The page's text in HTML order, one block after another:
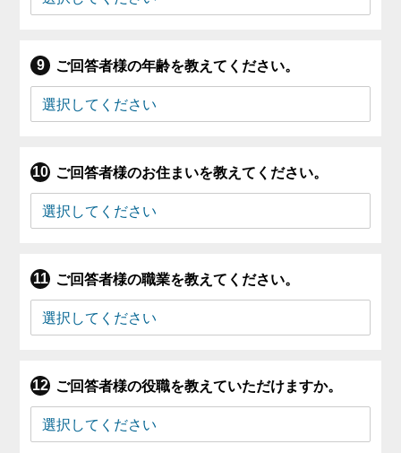
ご回答者様の年齢を教えてください。
ご回答者様のお住まいを教えてください。
ご回答者様の職業を教えてください。
ご回答者様の役職を教えていただけますか。